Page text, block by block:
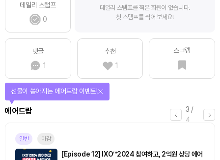
데일리 스탬프
0
데일리 스탬프를 찍은 회원이 없습니다.
첫 스탬프를 찍어 보세요!
댓글
1
추천
1
스크랩
3 /
4
에어드랍
선물이 쏟아지는 에어드랍 이벤트!
일반 마감
[Episode 12] IXO™2024 참여하고, 2억원 상당 에어